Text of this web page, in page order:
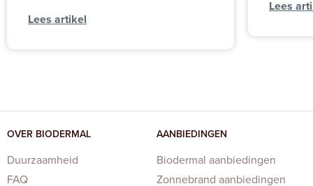
Lees artikel
Lees
OVER BIODERMAL
Duurzaamheid
FAQ
AANBIEDINGEN
Biodermal aanbiedingen
Zonnebrand aanbiedingen